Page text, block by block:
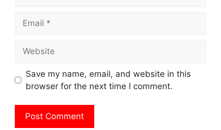
Save my name, email, and website in this
browser for the next time I comment.